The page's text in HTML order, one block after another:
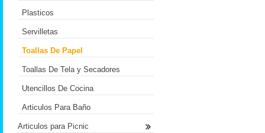
Plasticos
Servilletas
Toallas De Papel
Toallas De Tela y Secadores
Utencillos De Cocina
Articulos Para Baño
Articulos para Picnic